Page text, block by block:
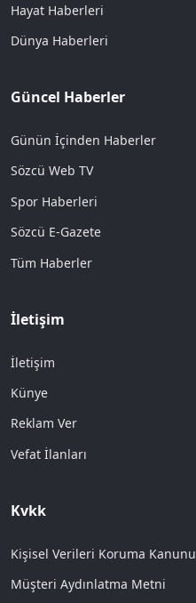
Hayat Haberleri
Dünya Haberleri
Güncel Haberler
Günün İçinden Haberler
Sözcü Web TV
Spor Haberleri
Sözcü E-Gazete
Tüm Haberler
İletişim
İletişim
Künye
Reklam Ver
Vefat İlanları
Kvkk
Kişisel Verileri Koruma Kanunu
Müşteri Aydınlatma Metni